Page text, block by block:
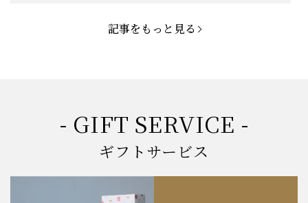
2024.11.1 「お歳暮特集」開催中！
お知らせ 2024.10.18 【創業祭】１０１年目に突入！
記事をもっと見る
- GIFT SERVICE -
ギフトサービス